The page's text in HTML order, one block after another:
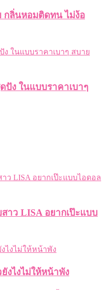
กลิ่นหอมติดทน ไม่ง้อ
ปัง ในแบบราคาเบาๆ
าว LISA อยากเป๊ะแบบ
งไงไม่ให้หน้าพัง